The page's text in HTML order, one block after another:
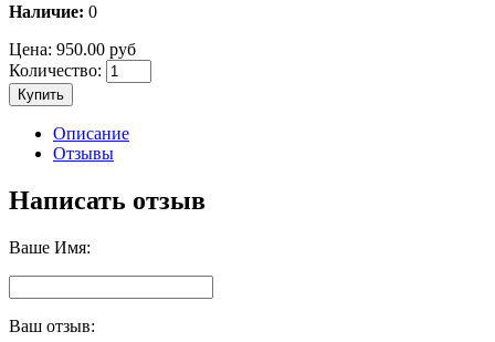
Наличие: 0
Цена: 950.00 руб
Количество:
Купить
Описание
Отзывы
Написать отзыв
Ваше Имя:
Ваш отзыв: